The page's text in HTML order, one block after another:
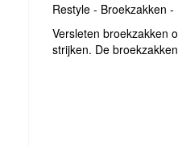
Restyle - Broekzakken
Versleten broekzakken
strijken. De